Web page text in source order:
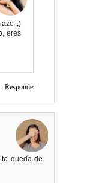
;)
eres
Responder
queda de